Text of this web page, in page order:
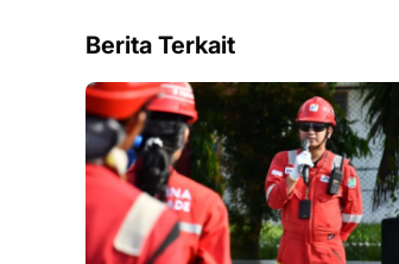
Berita Terkait